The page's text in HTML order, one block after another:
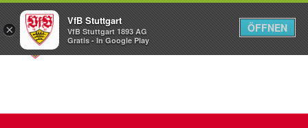
Menü
×
VfB Stuttgart
VfB Stuttgart 1893 AG
Gratis - In Google Play
ÖFFNEN